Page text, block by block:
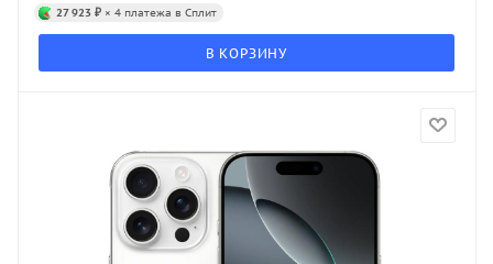
27 923 ₽ × 4 платежа в Сплит
В КОРЗИНУ